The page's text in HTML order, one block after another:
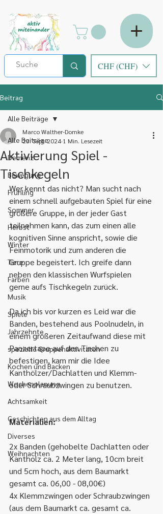
CHF (CHF)
Beitrag
Alle Beiträge
Demenz
Bewegung
Frühling
Sommer
Herbst
Winter
Tiere
Farben
Musik
Spiele
Jahrzehnte
spezielle Gruppenaktivitäten
Kochen und Backen
Wochenplanung
Achtsamkeit
Geschichten aus dem Alltag
Diverses
Weihnachten
Alle Beiträge
Aktivierung Spiel -
Tischkegeln
Marco Walther-Domke
23. Sept. 2024 1 Min. Lesezeit
Wer kennt das nicht? Man sucht nach
einem schnell aufgebauten Spiel für eine
größere Gruppe, in der jeder Gast
teilnehmen kann, das zum einen alle
kognitiven Sinne anspricht, sowie die
Feinmotorik und zum anderen die
Gruppe begeistert. Ich greife dann
neben den klassischen Wurfspielen
gerne aufs Tischkegeln zurück.
Da ich bis vor kurzen es Leid war die
Banden, bestehend aus Poolnudeln, in
einem größeren Zeitaufwand diese mit
Panzertape auf den Tischen zu
befestigen, kam mir die Idee
Kanthölzer/Dachlatten und Klemm-
oder Schraubzwingen zu benutzen.
Materialien:
2x Banden (gehobelte Dachlatten oder
Kantholz ca. 2 Meter lang, 10cm breit
und 5cm hoch, aus dem Baumarkt
gesamt ca. 06,00 - 08,00€)
4x Klemmzwingen oder Schraubzwingen
(aus dem Baumarkt ca. gesamt ca.